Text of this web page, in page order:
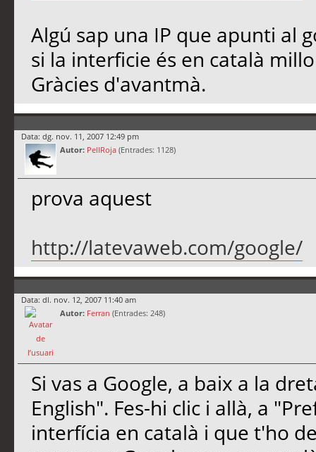
Algú sap una IP que apunti al
si la interficie és en català
Gràcies d'avantmà.
Data: dg. nov. 11, 2007 12:49 pm
Autor: PellRoja (Entrades: 1128)
prova aquest
http://latevaweb.com/google/
Data: dl. nov. 12, 2007 11:40 am
Autor: Ferran (Entrades: 248)
Si vas a Google, a baix a la
English". Fes-hi clic i allà, a
interfícia en català i que t'ho